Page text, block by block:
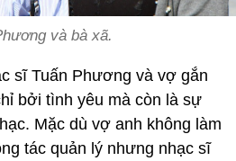
và bà xã.
sĩ Tuấn Phương và vợ gắn
bởi tình yêu mà còn là sự
Mặc dù vợ anh không làm
tác quản lý nhưng nhạc sĩ